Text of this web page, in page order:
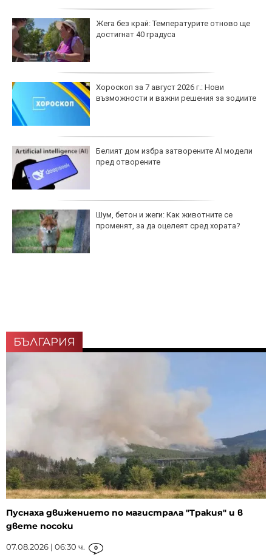
Жега без край: Температурите отново ще
достигнат 40 градуса
Хороскоп за 7 август 2026 г.: Нови
възможности и важни решения за зодиите
Белият дом избра затворените AI модели
пред отворените
Шум, бетон и жеги: Как животните се
променят, за да оцелеят сред хората?
БЪЛГАРИЯ
Пуснаха движението по магистрала "Тракия" и в
двете посоки
07.08.2026 | 06:30 ч. 0